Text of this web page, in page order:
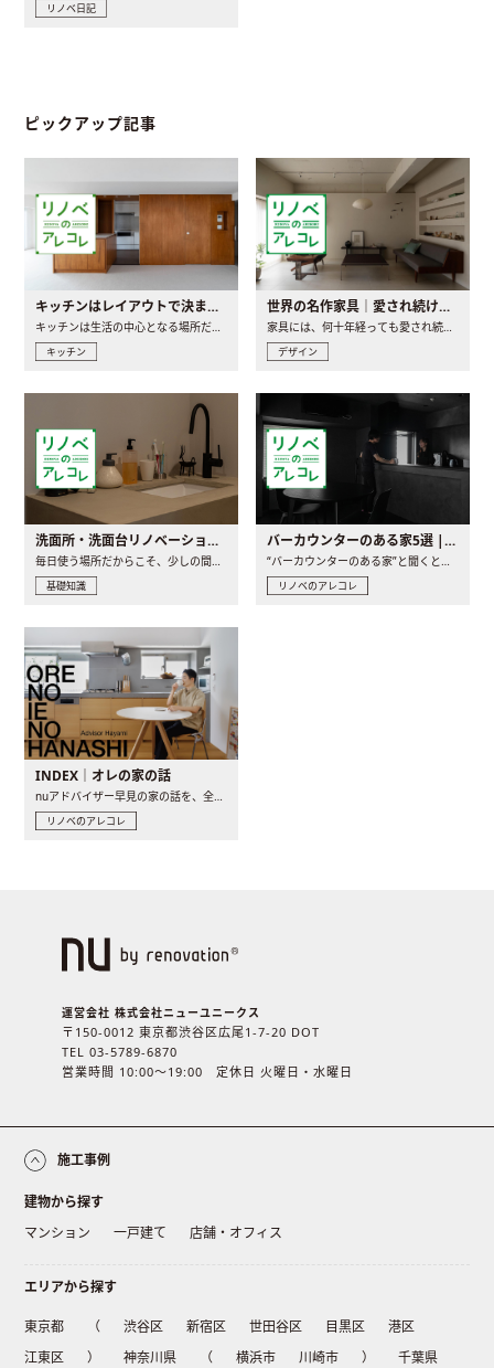
リノベ日記
ピックアップ記事
キッチンはレイアウトで決まる。後悔しないための考え方と選び方
キッチンは生活の中心となる場所だからこそ、家の中のどこに置..
キッチン
世界の名作家具｜愛され続ける理由と一生モノとの出会い方
家具には、何十年経っても愛され続ける「名作」と呼ばれるもの..
デザイン
洗面所・洗面台リノベーションの事例と間取りアイデア
毎日使う場所だからこそ、少しの間取りの工夫や素材の選び方で..
基礎知識
バーカウンターのある家5選 | 日常に馴染む“距離の近い”キッチンとは
“バーカウンターのある家”と聞くと、少し特別な、大人のための..
リノベのアレコレ
INDEX｜オレの家の話
nuアドバイザー早見の家の話を、全4話でお届け。リノベーションを..
リノベのアレコレ
運営会社 株式会社ニューユニークス
〒150-0012 東京都渋谷区広尾1-7-20 DOT
TEL 03-5789-6870
営業時間 10:00〜19:00 定休日 火曜日・水曜日
施工事例
建物から探す
マンション
一戸建て 店舗・オフィス
エリアから探す
東京都 （ 渋谷区 新宿区 世田谷区 目黒区
港区
江東区
） 神奈川県 （ 横浜市 川崎市 ）
千葉県